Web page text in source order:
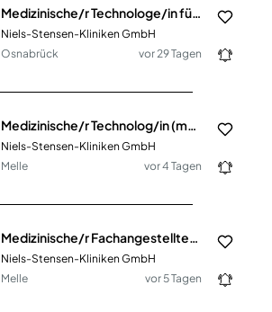
Medizinische/r Technologe/in für Radiologie (m/w/d) (MTR) oder MFA mit Röntgenschein
Niels-Stensen-Kliniken GmbH
Osnabrück
vor 29 Tagen
Medizinische/r Technolog/in (m/w/d) für Radiologie (MTR)
Niels-Stensen-Kliniken GmbH
Melle
vor 4 Tagen
Niels-Stensen-Kliniken GmbH
Melle
vor 5 Tagen